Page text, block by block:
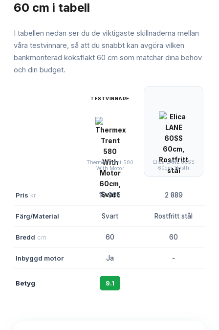
60 cm i tabell
I tabellen nedan ser du de viktigaste skillnaderna mellan
våra testvinnare, så att du snabbt kan avgöra vilken
bänkmonterad köksfläkt 60 cm som matchar dina behov
och din budget.
TESTVINNARE
Thermex Trent 580
With Motor
Elica LANE 60SS
60cm, Rostfr
Pris kr 10 995 2 889
Färg/Material Svart Rostfritt stål
Bredd cm 60 60
Inbyggd motor Ja -
Betyg 9.1